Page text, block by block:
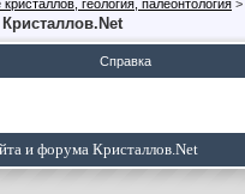
геология, палеонтология >
Справка
и форума Кристаллов.Net